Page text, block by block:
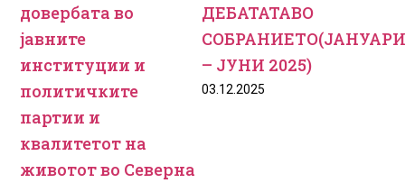
довербата во
јавните
институции и
политичките
партии и
квалитетот на
животот во Северна
ДЕБАТАТАВО
СОБРАНИЕТО(ЈАНУАРИ
– ЈУНИ 2025)
03.12.2025